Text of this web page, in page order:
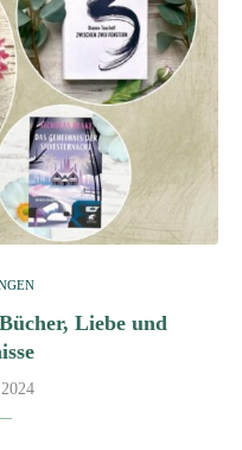
Liebe und